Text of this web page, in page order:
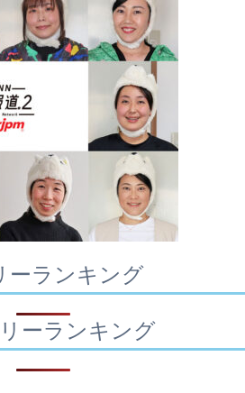
ーランキング
ーランキング